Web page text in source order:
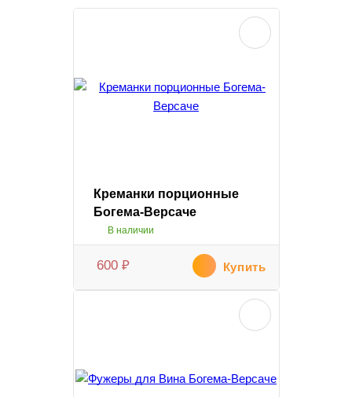
Креманки порционные
Богема-Версаче
В наличии
600 ₽ Купить